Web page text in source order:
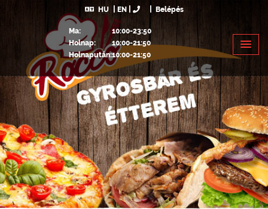
HU EN Belépés
Ma:
10:00-23:50
Holnap:
10:00-21:50
Holnapután:10:00-21:50